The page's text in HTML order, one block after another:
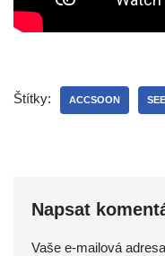
Štítky: ACCSOON
Napsat
Vaše e-mailová